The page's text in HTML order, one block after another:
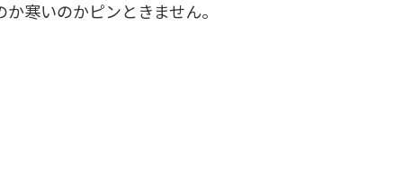
寒いのかピンときません。